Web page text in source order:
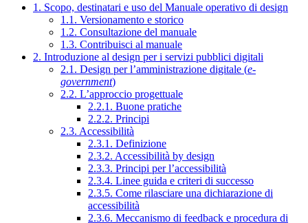
1. Scopo, destinatari e uso del Manuale operativo di design
1.1. Versionamento e storico
1.2. Consultazione del manuale
1.3. Contribuisci al manuale
2. Introduzione al design per i servizi pubblici digitali
2.1. Design per l’amministrazione digitale (e-
government)
2.2. L’approccio progettuale
2.2.1. Buone pratiche
2.2.2. Principi
2.3. Accessibilità
2.3.1. Definizione
2.3.2. Accessibilità by design
2.3.3. Principi per l’accessibilità
2.3.4. Linee guida e criteri di successo
2.3.5. Come rilasciare una dichiarazione di
accessibilità
2.3.6. Meccanismo di feedback e procedura di